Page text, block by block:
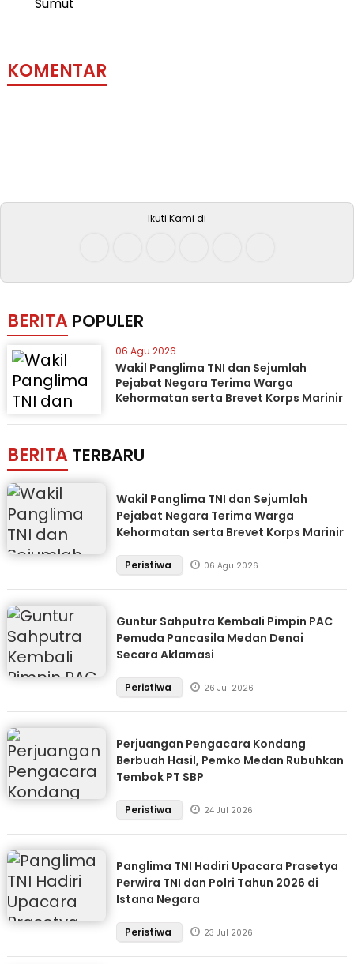
KOMENTAR
Ikuti Kami di
BERITA POPULER
06 Agu 2026
Wakil Panglima TNI dan Sejumlah
Pejabat Negara Terima Warga
Kehormatan serta Brevet Korps Marinir
BERITA TERBARU
Wakil Panglima TNI dan Sejumlah
Pejabat Negara Terima Warga
Kehormatan serta Brevet Korps Marinir
Peristiwa 06 Agu 2026
Guntur Sahputra Kembali Pimpin PAC
Pemuda Pancasila Medan Denai
Secara Aklamasi
Peristiwa 26 Jul 2026
Perjuangan Pengacara Kondang
Berbuah Hasil, Pemko Medan Rubuhkan
Tembok PT SBP
Peristiwa 24 Jul 2026
Panglima TNI Hadiri Upacara Prasetya
Perwira TNI dan Polri Tahun 2026 di
Istana Negara
Peristiwa 23 Jul 2026